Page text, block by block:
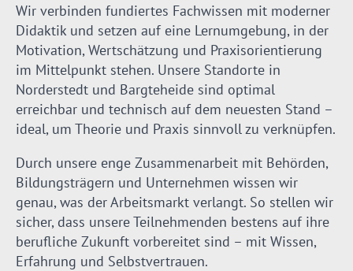
Wir verbinden fundiertes Fachwissen mit moderner
Didaktik und setzen auf eine Lernumgebung, in der
Motivation, Wertschätzung und Praxisorientierung
im Mittelpunkt stehen. Unsere Standorte in
Norderstedt und Bargteheide sind optimal
erreichbar und technisch auf dem neuesten Stand –
ideal, um Theorie und Praxis sinnvoll zu verknüpfen.
Durch unsere enge Zusammenarbeit mit Behörden,
Bildungsträgern und Unternehmen wissen wir
genau, was der Arbeitsmarkt verlangt. So stellen wir
sicher, dass unsere Teilnehmenden bestens auf ihre
berufliche Zukunft vorbereitet sind – mit Wissen,
Erfahrung und Selbstvertrauen.